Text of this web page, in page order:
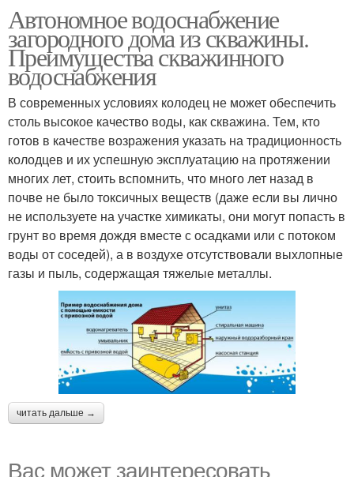
Автономное водоснабжение
загородного дома из скважины.
Преимущества скважинного
водоснабжения
В современных условиях колодец не может обеспечить
столь высокое качество воды, как скважина. Тем, кто
готов в качестве возражения указать на традиционность
колодцев и их успешную эксплуатацию на протяжении
многих лет, стоить вспомнить, что много лет назад в
почве не было токсичных веществ (даже если вы лично
не используете на участке химикаты, они могут попасть в
грунт во время дождя вместе с осадками или с потоком
воды от соседей), а в воздухе отсутствовали выхлопные
газы и пыль, содержащая тяжелые металлы.
читать дальше →
Вас может заинтересовать